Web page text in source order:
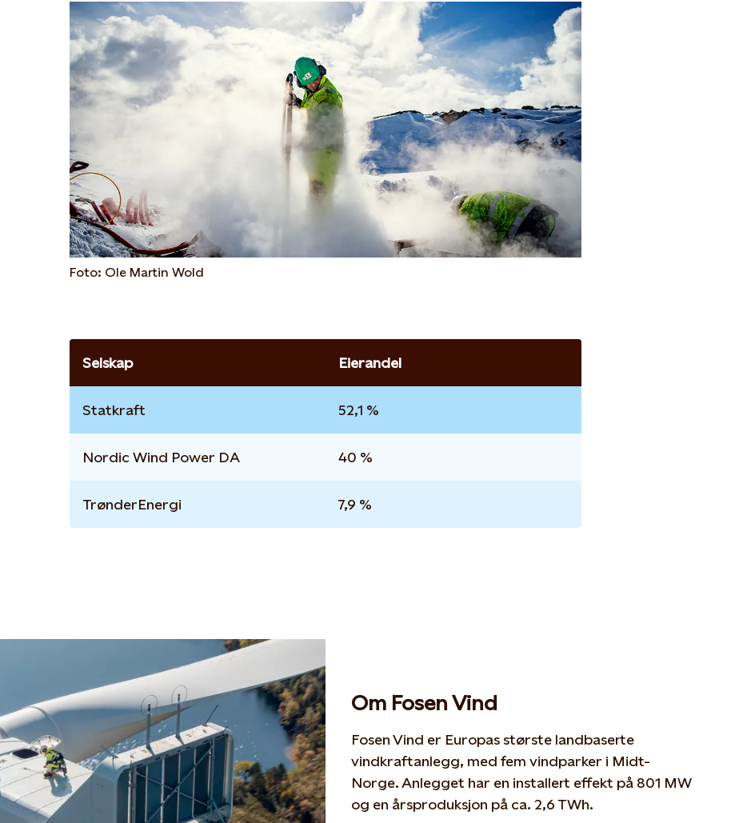
Foto: Ole Martin Wold
Selskap Eierandel
Statkraft 52,1 %
Nordic Wind Power DA 40 %
TrønderEnergi 7,9 %
Om Fosen Vind
Fosen Vind er Europas største landbaserte
vindkraftanlegg, med fem vindparker i Midt-
Norge. Anlegget har en installert effekt på 801 MW
og en årsproduksjon på ca. 2,6 TWh.